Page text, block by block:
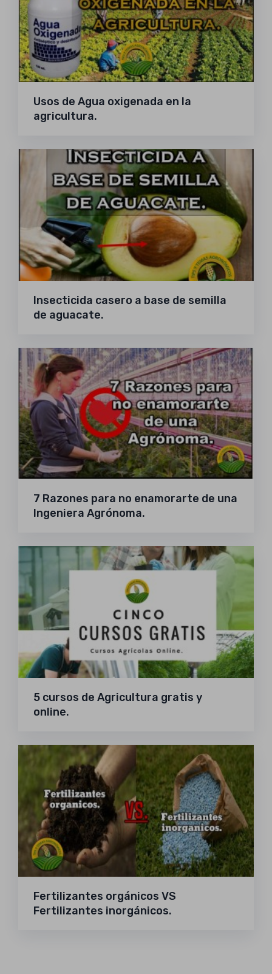
Usos de Agua oxigenada en la
agricultura.
Insecticida casero a base de semilla
de aguacate.
7 Razones para no enamorarte de una
Ingeniera Agrónoma.
5 cursos de Agricultura gratis y
online.
Fertilizantes orgánicos VS
Fertilizantes inorgánicos.